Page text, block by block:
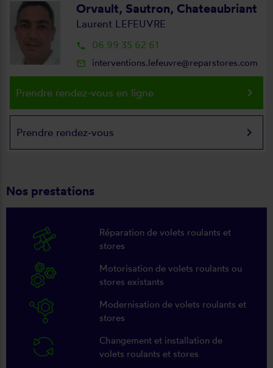
Orvault, Sautron, Chateaubriant
Laurent LEFEUVRE
local_phone 06 99 35 62 61
mail_outline interventions.lefeuvre@reparstores.com
Prendre rendez-vous en ligne keyboard_arrow_right
Prendre rendez-vous keyboard_arrow_right
Nos prestations
Réparation de volets roulants et
stores
Motorisation de volets roulants ou
stores existants
Modernisation de volets roulants et
stores
Changement et installation de
volets roulants et stores